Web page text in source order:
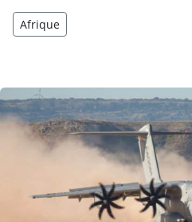
Afrique